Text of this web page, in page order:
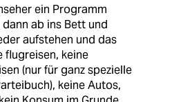
ein Programm
ab ins Bett und
aufstehen und das
flugreisen, keine
(nur für ganz spezielle
keine Autos,